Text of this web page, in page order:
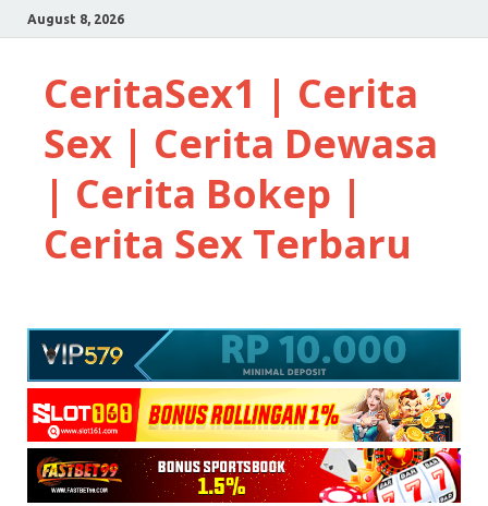
August 8, 2026
CeritaSex1 | Cerita
Sex | Cerita Dewasa
| Cerita Bokep |
Cerita Sex Terbaru